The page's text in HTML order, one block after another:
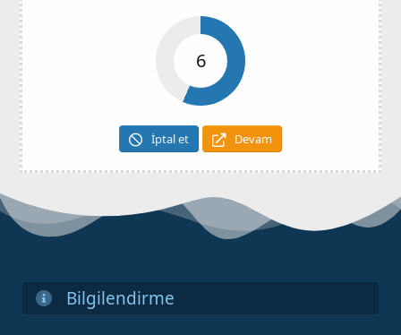
6
İptal et Devam
Bilgilendirme